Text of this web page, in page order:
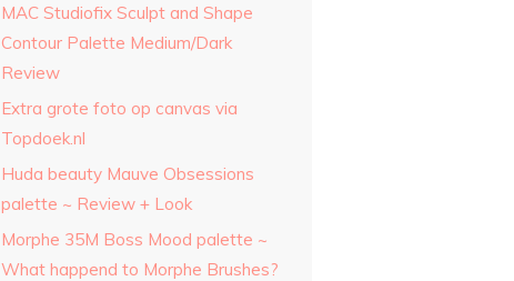
MAC Studiofix Sculpt and Shape
Contour Palette Medium/Dark
Review
Extra grote foto op canvas via
Topdoek.nl
Huda beauty Mauve Obsessions
palette ~ Review + Look
Morphe 35M Boss Mood palette ~
What happend to Morphe Brushes?